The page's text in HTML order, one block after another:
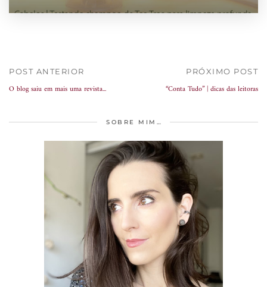
POST ANTERIOR
O blog saiu em mais uma revista...
PRÓXIMO POST
“Conta Tudo” | dicas das leitoras
SOBRE MIM…